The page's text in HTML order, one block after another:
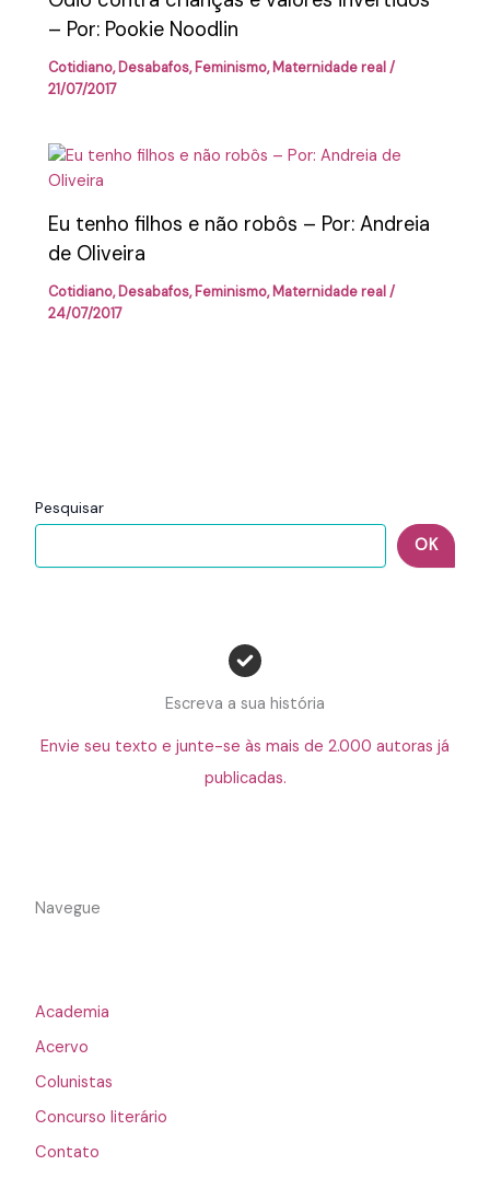
Pesquisar
OK
Escreva a sua história
Envie seu texto e junte-se às mais de 2.000 autoras já
publicadas.
Navegue
Academia
Acervo
Colunistas
Concurso literário
Contato
– Por: Pookie Noodlin
Cotidiano,Desabafos,Feminismo,Maternidade real/
21/07/2017
Eu tenho filhos e não robôs – Por: Andreia
de Oliveira
Cotidiano,Desabafos,Feminismo,Maternidade real/
24/07/2017